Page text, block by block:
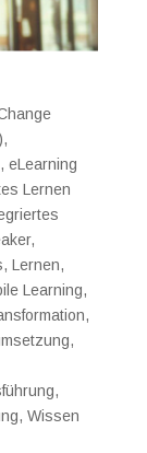
,
, eLearning
Lernen
,
, Lernen,
Learning,
,
,
,
, Wissen